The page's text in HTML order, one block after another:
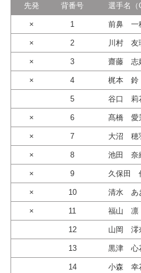
先発 背番号 選手名（
× 1 前鼻 一
× 2 川村 友
× 3 齋藤 志
× 4 梶本 鈴
5 谷口 莉
× 6 髙橋 愛
× 7 大沼 穂
× 8 池田 奈
× 9 久保田
× 10 清水 あ
× 11 福山 凛
12 山岡 澪
13 黒津 心
14 小森 幸